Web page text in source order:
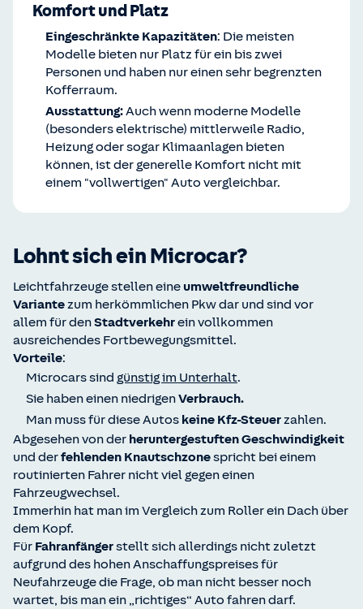
Komfort und Platz
Eingeschränkte Kapazitäten: Die meisten
Modelle bieten nur Platz für ein bis zwei
Personen und haben nur einen sehr begrenzten
Kofferraum.
Ausstattung:Auch wenn moderne Modelle
(besonders elektrische) mittlerweile Radio,
Heizung oder sogar Klimaanlagen bieten
können, ist der generelle Komfort nicht mit
einem "vollwertigen" Auto vergleichbar.
Lohnt sich ein Microcar?
Leichtfahrzeuge stellen eine umweltfreundliche
Variante zum herkömmlichen Pkw dar und sind vor
allem für denStadtverkehrein vollkommen
ausreichendes Fortbewegungsmittel.
Vorteile:
Microcars sind günstig im Unterhalt.
Sie haben einen niedrigenVerbrauch.
Man muss für diese Autos keine Kfz-Steuer zahlen.
Abgesehen von der heruntergestuften Geschwindigkeit
und derfehlenden Knautschzonespricht bei einem
routinierten Fahrer nicht viel gegen einen
Fahrzeugwechsel.
Immerhin hat man im Vergleich zum Roller ein Dach über
dem Kopf.
Für Fahranfängerstellt sich allerdings nicht zuletzt
aufgrund des hohen Anschaffungspreises für
Neufahrzeuge die Frage, ob man nicht besser noch
wartet, bis man ein „richtiges“ Auto fahren darf.